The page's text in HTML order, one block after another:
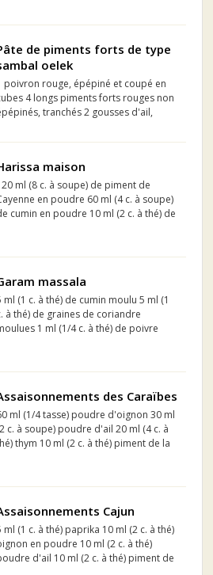
de piments forts de type
oelek
poivron rouge, épépiné et coupé en
4 longs piments forts rouges non
tranchés 2 gousses d'ail,
15 ml (1 c. à soupe) de sucre Sel
maison
ml (8 c. à soupe) de piment de
en poudre 60 ml (4 c. à soupe)
cumin en poudre 10 ml (2 c. à thé) de
massala
ml (1 c. à thé) de cumin moulu 5 ml (1
à thé) de graines de coriandre
1 ml (1/4 c. à thé) de poivre
moulu 1 ml (1/4 c. à thé) de
des Caraïbes
ml (1/4 tasse) poudre d'oignon 30 ml
c. à soupe) poudre d'ail 20 ml (4 c. à
thym 10 ml (2 c. à thé) piment de la
(1 c. à soupe) sucre 10 ml (2 c. à t...
Cajun
ml (1 c. à thé) paprika 10 ml (2 c. à thé)
en poudre 10 ml (2 c. à thé)
d'ail 10 ml (2 c. à thé) piment de